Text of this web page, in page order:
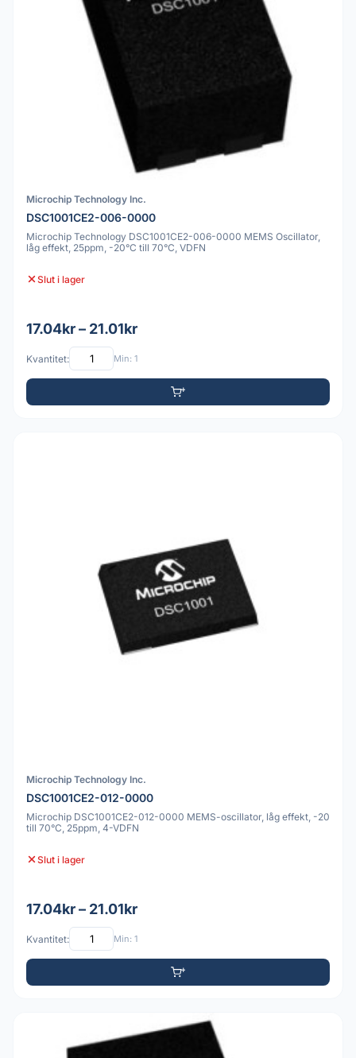
Microchip Technology Inc.
DSC1001CE2-006-0000
Microchip Technology DSC1001CE2-006-0000 MEMS Oscillator,
låg effekt, 25ppm, -20°C till 70°C, VDFN
Slut i lager
17.04kr – 21.01kr
Kvantitet: Min: 1
Microchip Technology Inc.
DSC1001CE2-012-0000
Microchip DSC1001CE2-012-0000 MEMS-oscillator, låg effekt, -20
till 70°C, 25ppm, 4-VDFN
Slut i lager
17.04kr – 21.01kr
Kvantitet: Min: 1